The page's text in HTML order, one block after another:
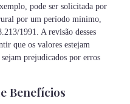
pode ser solicitada por
por um período mínimo,
1991. A revisão desses
que os valores estejam
prejudicados por erros
Benefícios